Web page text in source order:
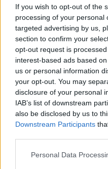
If you wish to opt-out of the
processing of your personal
targeted advertising by us,
section to confirm your
opt-out request is
interest-based ads based
us or personal information
your opt-out. You may
disclosure of your personal
IAB’s list of downstream
also be disclosed by us to
Downstream Participants
Please note that this
Personal Data
szórakoztatta az
Katalin jó néhány korábbi
egy-egy rövid
tiszteletét és háláját.
Budapesten; a
Zeneakadémián Solymos
Szólistaként és
hangversenyezett.
Lórántffy Zsuzsanna ének-
zongoratanáraként kezdte,
Zeneművészeti